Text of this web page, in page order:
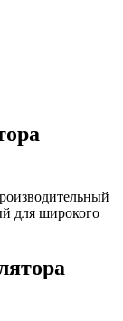
для широкого